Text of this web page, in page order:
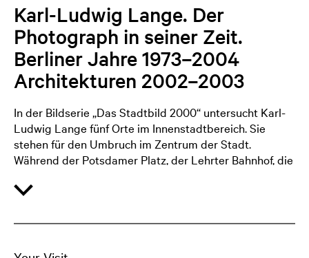
Karl-Ludwig Lange. Der
Photograph in seiner Zeit.
Berliner Jahre 1973–2004
Architekturen 2002–2003
In der Bildserie „Das Stadtbild 2000“ untersucht Karl-
Ludwig Lange fünf Orte im Innenstadtbereich. Sie
stehen für den Umbruch im Zentrum der Stadt.
Während der Potsdamer Platz, der Lehrter Bahnhof, die
auf einer die damalige Baustellensituation
Wahl der Marschallbrücke. Diese Spreebrücke
der 1848er Revolution. So geht es in diesem Projekt